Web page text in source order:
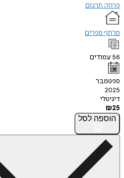
תרגום
לסל